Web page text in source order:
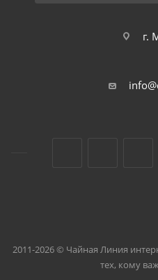
г.
2011-2026 © Чайная Линия
тех, кому